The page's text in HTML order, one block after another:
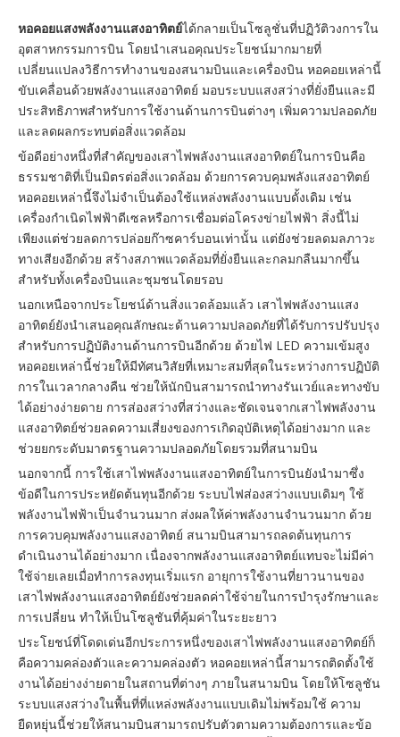
หอคอยแสงพลังงานแสงอาทิตย์ได้กลายเป็นโซลูชั่นที่ปฏิวัติวงการใน
อุตสาหกรรมการบิน โดยนำเสนอคุณประโยชน์มากมายที่
เปลี่ยนแปลงวิธีการทำงานของสนามบินและเครื่องบิน หอคอยเหล่านี้
ขับเคลื่อนด้วยพลังงานแสงอาทิตย์ มอบระบบแสงสว่างที่ยั่งยืนและมี
ประสิทธิภาพสำหรับการใช้งานด้านการบินต่างๆ เพิ่มความปลอดภัย
และลดผลกระทบต่อสิ่งแวดล้อม
ข้อดีอย่างหนึ่งที่สำคัญของเสาไฟพลังงานแสงอาทิตย์ในการบินคือ
ธรรมชาติที่เป็นมิตรต่อสิ่งแวดล้อม ด้วยการควบคุมพลังแสงอาทิตย์
หอคอยเหล่านี้จึงไม่จำเป็นต้องใช้แหล่งพลังงานแบบดั้งเดิม เช่น
เครื่องกำเนิดไฟฟ้าดีเซลหรือการเชื่อมต่อโครงข่ายไฟฟ้า สิ่งนี้ไม่
เพียงแต่ช่วยลดการปล่อยก๊าซคาร์บอนเท่านั้น แต่ยังช่วยลดมลภาวะ
ทางเสียงอีกด้วย สร้างสภาพแวดล้อมที่ยั่งยืนและกลมกลืนมากขึ้น
สำหรับทั้งเครื่องบินและชุมชนโดยรอบ
นอกเหนือจากประโยชน์ด้านสิ่งแวดล้อมแล้ว เสาไฟพลังงานแสง
อาทิตย์ยังนำเสนอคุณลักษณะด้านความปลอดภัยที่ได้รับการปรับปรุง
สำหรับการปฏิบัติงานด้านการบินอีกด้วย ด้วยไฟ LED ความเข้มสูง
หอคอยเหล่านี้ช่วยให้มีทัศนวิสัยที่เหมาะสมที่สุดในระหว่างการปฏิบัติ
การในเวลากลางคืน ช่วยให้นักบินสามารถนำทางรันเวย์และทางขับ
ได้อย่างง่ายดาย การส่องสว่างที่สว่างและชัดเจนจากเสาไฟพลังงาน
แสงอาทิตย์ช่วยลดความเสี่ยงของการเกิดอุบัติเหตุได้อย่างมาก และ
ช่วยยกระดับมาตรฐานความปลอดภัยโดยรวมที่สนามบิน
นอกจากนี้ การใช้เสาไฟพลังงานแสงอาทิตย์ในการบินยังนำมาซึ่ง
ข้อดีในการประหยัดต้นทุนอีกด้วย ระบบไฟส่องสว่างแบบเดิมๆ ใช้
พลังงานไฟฟ้าเป็นจำนวนมาก ส่งผลให้ค่าพลังงานจำนวนมาก ด้วย
การควบคุมพลังงานแสงอาทิตย์ สนามบินสามารถลดต้นทุนการ
ดำเนินงานได้อย่างมาก เนื่องจากพลังงานแสงอาทิตย์แทบจะไม่มีค่า
ใช้จ่ายเลยเมื่อทำการลงทุนเริ่มแรก อายุการใช้งานที่ยาวนานของ
เสาไฟพลังงานแสงอาทิตย์ยังช่วยลดค่าใช้จ่ายในการบำรุงรักษาและ
การเปลี่ยน ทำให้เป็นโซลูชันที่คุ้มค่าในระยะยาว
ประโยชน์ที่โดดเด่นอีกประการหนึ่งของเสาไฟพลังงานแสงอาทิตย์ก็
คือความคล่องตัวและความคล่องตัว หอคอยเหล่านี้สามารถติดตั้งใช้
งานได้อย่างง่ายดายในสถานที่ต่างๆ ภายในสนามบิน โดยให้โซลูชัน
ระบบแสงสว่างในพื้นที่ที่แหล่งพลังงานแบบเดิมไม่พร้อมใช้ ความ
ยืดหยุ่นนี้ช่วยให้สนามบินสามารถปรับตัวตามความต้องการและข้อ